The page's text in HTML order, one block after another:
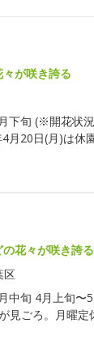
が咲き誇る
下旬 (※開花状
月20日(月)は休
花々が咲き誇る
区
中旬 4月上旬〜
見ごろ。月曜